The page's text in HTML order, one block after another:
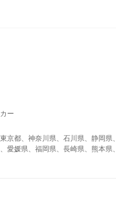
ー
京都、神奈川県、石川県、静岡県
愛媛県、福岡県、長崎県、熊本県